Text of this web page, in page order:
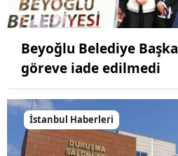
Beyoğlu Belediye
göreve iade edilmedi
İstanbul Haberleri